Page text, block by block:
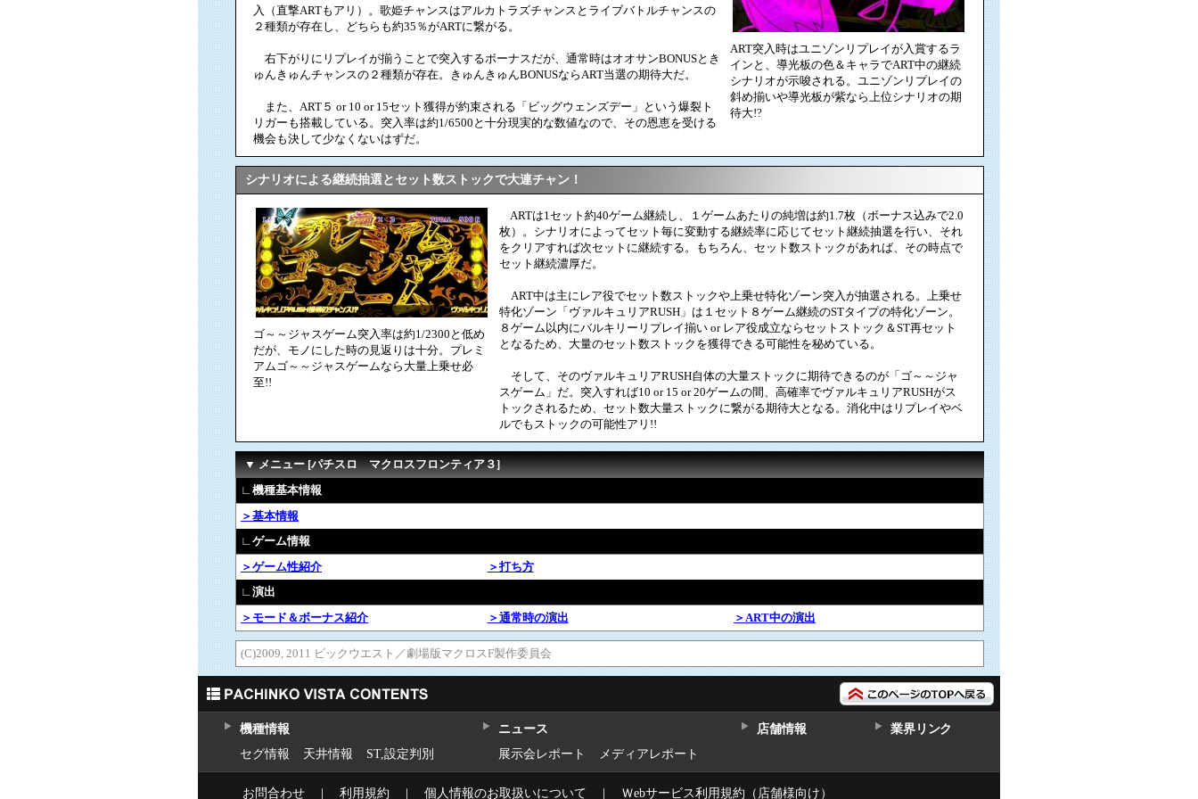
入（直撃ARTもアリ）。歌姫チャンスはアルカトラズチャンスとライブバトルチャンスの
２種類が存在し、どちらも約35％がARTに繋がる。
右下がりにリプレイが揃うことで突入するボーナスだが、通常時はオオサンBONUSとき
ゅんきゅんチャンスの２種類が存在。きゅんきゅんBONUSならART当選の期待大だ。
また、ART５ or 10 or 15セット獲得が約束される「ビッグウェンズデー」という爆裂ト
リガーも搭載している。突入率は約1/6500と十分現実的な数値なので、その恩恵を受ける
機会も決して少なくないはずだ。
ART突入時はユニゾンリプレイが入賞するラ
インと、導光板の色＆キャラでART中の継続
シナリオが示唆される。ユニゾンリプレイの
斜め揃いや導光板が紫なら上位シナリオの期
待大!?
シナリオによる継続抽選とセット数ストックで大連チャン！
ゴ～～ジャスゲーム突入率は約1/2300と低め
だが、モノにした時の見返りは十分。プレミ
アムゴ～～ジャスゲームなら大量上乗せ必
至!!
ARTは1セット約40ゲーム継続し、１ゲームあたりの純増は約1.7枚（ボーナス込みで2.0
枚）。シナリオによってセット毎に変動する継続率に応じてセット継続抽選を行い、それ
をクリアすれば次セットに継続する。もちろん、セット数ストックがあれば、その時点で
セット継続濃厚だ。
ART中は主にレア役でセット数ストックや上乗せ特化ゾーン突入が抽選される。上乗せ
特化ゾーン「ヴァルキュリアRUSH」は１セット８ゲーム継続のSTタイプの特化ゾーン。
８ゲーム以内にバルキリーリプレイ揃い or レア役成立ならセットストック＆ST再セット
となるため、大量のセット数ストックを獲得できる可能性を秘めている。
そして、そのヴァルキュリアRUSH自体の大量ストックに期待できるのが「ゴ～～ジャ
スゲーム」だ。突入すれば10 or 15 or 20ゲームの間、高確率でヴァルキュリアRUSHがス
トックされるため、セット数大量ストックに繋がる期待大となる。消化中はリプレイやベ
ルでもストックの可能性アリ!!
▼ メニュー [パチスロ マクロスフロンティア３]
∟機種基本情報
＞基本情報
∟ゲーム情報
＞ゲーム性紹介
＞打ち方
∟演出
＞モード＆ボーナス紹介
＞通常時の演出 ＞ART中の演出
(C)2009, 2011 ビックウエスト／劇場版マクロスF製作委員会
機種情報
セグ情報
天井情報 ST,設定判別
ニュース
展示会レポート
メディアレポート
店舗情報 業界リンク
お問合わせ ｜ 利用規約 ｜ 個人情報のお取扱いについて ｜ Ｗebサービス利用規約（店舗様向け）